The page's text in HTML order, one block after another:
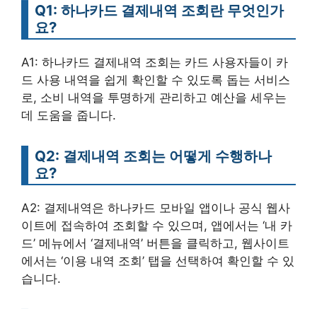
Q1: 하나카드 결제내역 조회란 무엇인가
요?
A1: 하나카드 결제내역 조회는 카드 사용자들이 카
드 사용 내역을 쉽게 확인할 수 있도록 돕는 서비스
로, 소비 내역을 투명하게 관리하고 예산을 세우는
데 도움을 줍니다.
Q2: 결제내역 조회는 어떻게 수행하나
요?
A2: 결제내역은 하나카드 모바일 앱이나 공식 웹사
이트에 접속하여 조회할 수 있으며, 앱에서는 ‘내 카
드’ 메뉴에서 ‘결제내역’ 버튼을 클릭하고, 웹사이트
에서는 ‘이용 내역 조회’ 탭을 선택하여 확인할 수 있
습니다.